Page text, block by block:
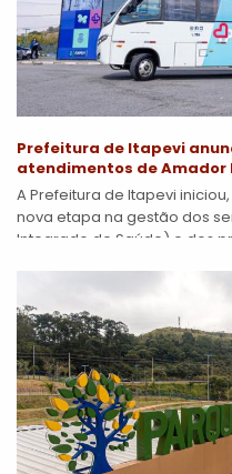
Prefeitura de Itapevi
atendimentos de Amador
A Prefeitura de Itapevi
nova etapa na gestão dos
Integrado de Saúde) e dos